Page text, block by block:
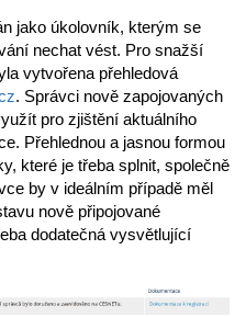
jako úkolovník, kterým se
nechat vést. Pro snažší
vytvořena přehledová
. Správci nově zapojovaných
pro zjištění aktuálního
Přehlednou a jasnou formou
které je třeba splnit, společně
by v ideálním případě měl
nově připojované
dodatečná vysvětlující